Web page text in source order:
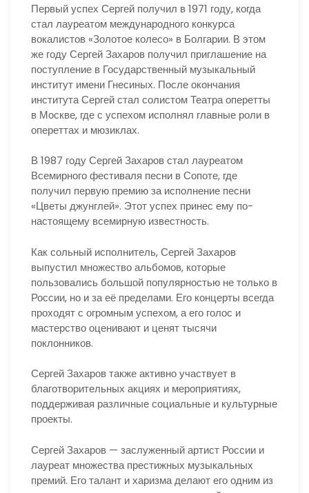
Первый успех Сергей получил в 1971 году, когда
стал лауреатом международного конкурса
вокалистов «Золотое колесо» в Болгарии. В этом
же году Сергей Захаров получил приглашение на
поступление в Государственный музыкальный
институт имени Гнесиных. После окончания
института Сергей стал солистом Театра оперетты
в Москве, где с успехом исполнял главные роли в
опереттах и мюзиклах.
В 1987 году Сергей Захаров стал лауреатом
Всемирного фестиваля песни в Сопоте, где
получил первую премию за исполнение песни
«Цветы джунглей». Этот успех принес ему по-
настоящему всемирную известность.
Как сольный исполнитель, Сергей Захаров
выпустил множество альбомов, которые
пользовались большой популярностью не только в
России, но и за её пределами. Его концерты всегда
проходят с огромным успехом, а его голос и
мастерство оценивают и ценят тысячи
поклонников.
Сергей Захаров также активно участвует в
благотворительных акциях и мероприятиях,
поддерживая различные социальные и культурные
проекты.
Сергей Захаров — заслуженный артист России и
лауреат множества престижных музыкальных
премий. Его талант и харизма делают его одним из